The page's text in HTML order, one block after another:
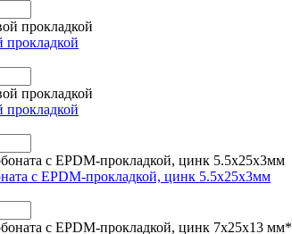
прокладкой
прокладкой
с EPDM-прокладкой, цинк 5.5х25х3мм